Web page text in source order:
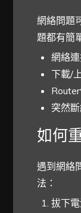
網絡問題
題都有簡
網絡
下載/
突然
如何
遇到網絡
法：
拔下